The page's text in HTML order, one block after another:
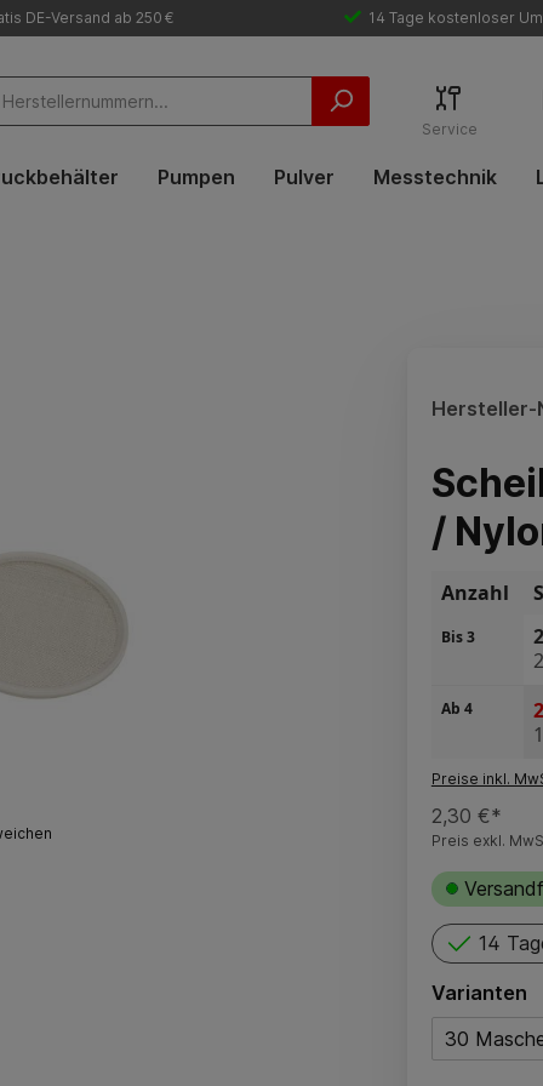
DE-Versand ab 250 € 14 Tage kostenloser
Service
Pumpen Pulver Messtechnik
Hersteller-
/
Anzahl
Bis3
Ab 4
Preise inkl.
2,30 €*
Preis exkl.
14
Varianten
30